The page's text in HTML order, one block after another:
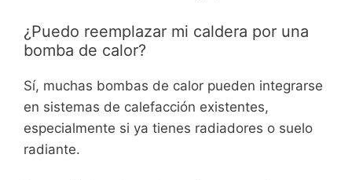
¿Puedo reemplazar mi caldera por una
bomba de calor?
Sí, muchas bombas de calor pueden integrarse
en sistemas de calefacción existentes,
especialmente si ya tienes radiadores o suelo
radiante.